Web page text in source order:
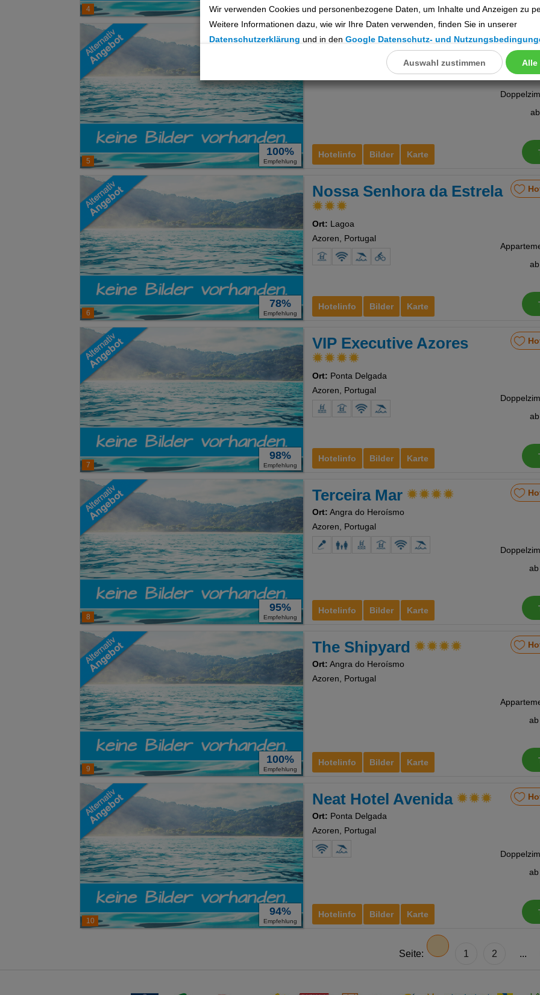
Wir verwenden Cookies und personenbezogene Daten, um Inhalte und Anzeigen zu
Weitere Informationen dazu, wie wir Ihre Daten verwenden, finden Sie in unserer
Datenschutzerklärung und in den Google Datenschutz- und
Technische Cookies
Analyse
Social Media Cookies
Advertising
Erweiterte Einstellungen
Alle
Auswahl zustimmen
4 Empfehlung
5
100%
Empfehlung
Hotelinfo Bilder Karte
Hotel Cruzeiro
Angra do Heroísmo
ab
6
78%
Empfehlung
Hotelinfo Bilder Karte
Nossa Senhora da Estrela
Ort: Lagoa
Azoren, Portugal
ab
7
98%
Empfehlung
Hotelinfo Bilder Karte
VIP Executive Azores
Ort: Ponta Delgada
Azoren, Portugal
ab
8
95%
Empfehlung
Hotelinfo Bilder Karte
Terceira Mar
Ort: Angra do Heroísmo
Azoren, Portugal
ab
9
100%
Empfehlung
Hotelinfo Bilder Karte
The Shipyard
Ort: Angra do Heroísmo
Azoren, Portugal
ab
10
94%
Empfehlung
Hotelinfo Bilder Karte
Neat Hotel Avenida
Ort: Ponta Delgada
Azoren, Portugal
ab
Seite: 1 2 ...